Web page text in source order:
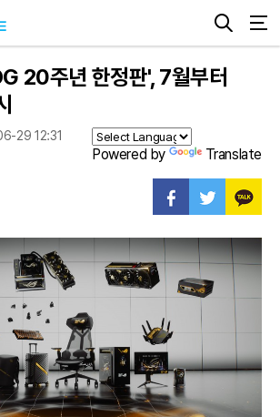
20주년 한정판', 7월부터
29 12:31
Powered by Translate